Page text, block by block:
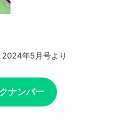
年5月号より
ナンバー